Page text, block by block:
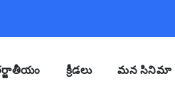
క్రీడలు మన సినిమా